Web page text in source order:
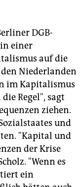
DGB-
einer
auf die
Niederlanden
im Kapitalismus
Regel", sagt
ziehen.
und
"Kapital und
der Krise
"Wenn es
ein